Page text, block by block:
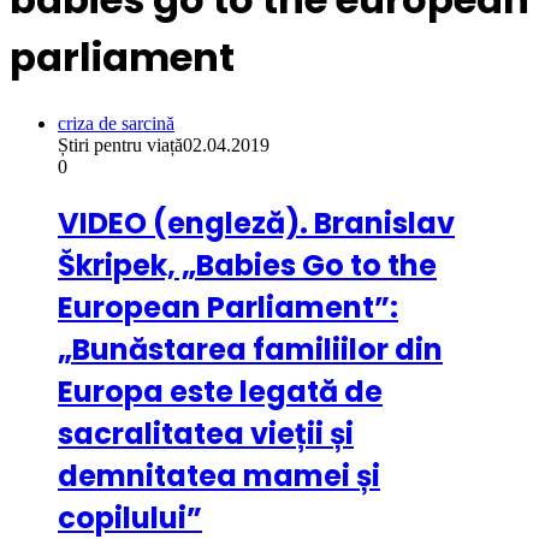
parliament
criza de sarcină
Știri pentru viață02.04.2019
0
VIDEO (engleză). Branislav
Škripek, „Babies Go to the
European Parliament”:
„Bunăstarea familiilor din
Europa este legată de
sacralitatea vieții și
demnitatea mamei și
copilului”